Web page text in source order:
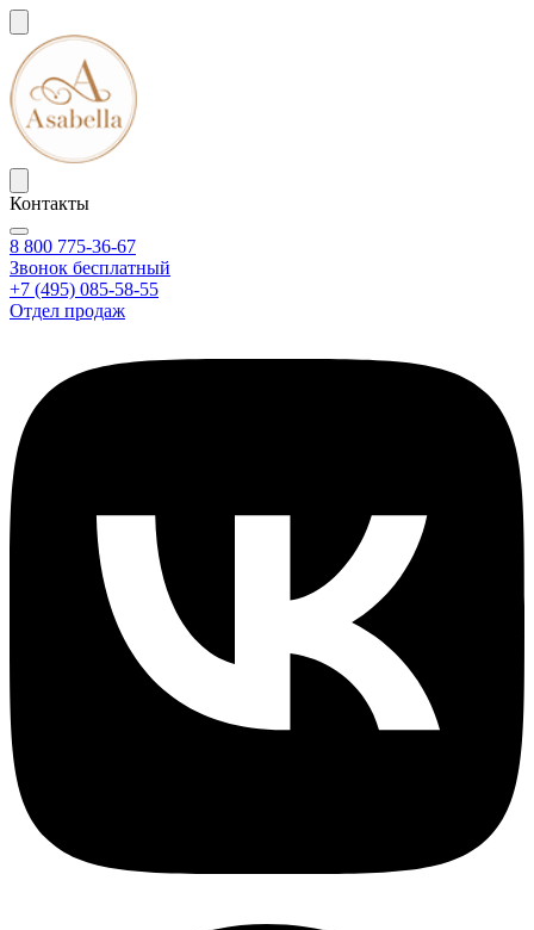
Контакты
8 800 775-36-67
Звонок бесплатный
+7 (495) 085-58-55
Отдел продаж